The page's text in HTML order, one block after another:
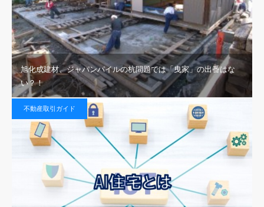
旭化成建材、ジャパンパイルの杭問題では「曳家」の出番はな
い？！
不動産取引ガイド